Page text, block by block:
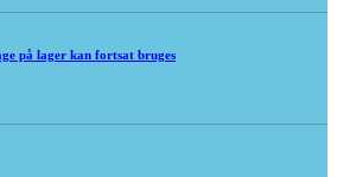
på lager kan fortsat bruges